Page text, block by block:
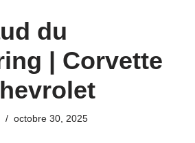
du
| Corvette
octobre 30, 2025